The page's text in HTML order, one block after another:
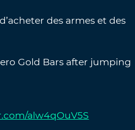
des armes et des
Gold Bars after jumping
alw4qOuV5S